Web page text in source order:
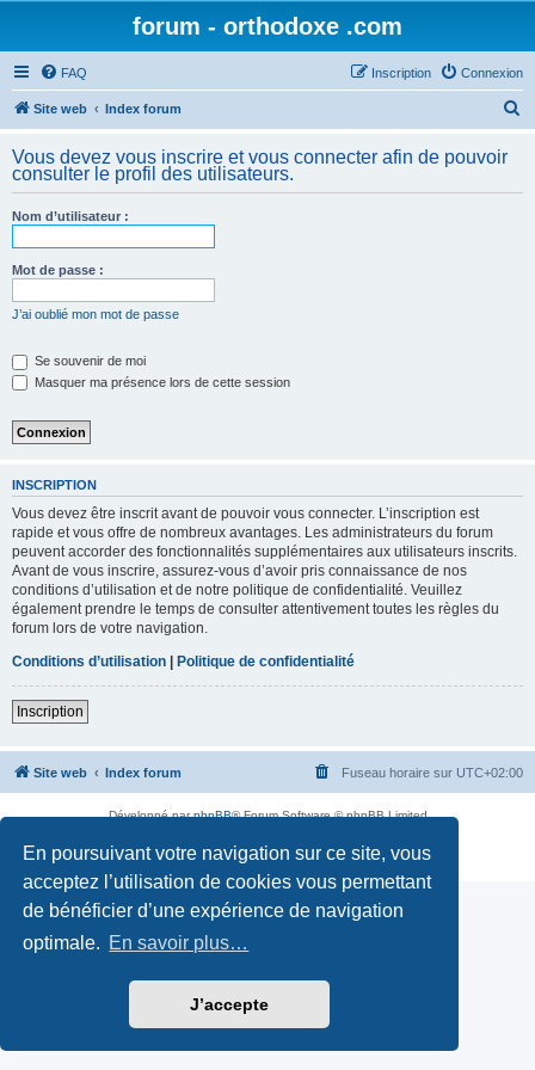
En poursuivant votre navigation sur ce site, vous
acceptez l’utilisation de cookies vous permettant
de bénéficier d’une expérience de navigation
optimale. En savoir plus…
J’accepte
forum - orthodoxe .com
FAQ Connexion
Inscription
Site web Index forum
h
Vous devez vous inscrire et vous connecter afin de pouvoir
consulter le profil des utilisateurs.
Nom d’utilisateur :
Mot de passe :
J’ai oublié mon mot de passe
Se souvenir de moi
Masquer ma présence lors de cette session
INSCRIPTION
Vous devez être inscrit avant de pouvoir vous connecter. L’inscription est
rapide et vous offre de nombreux avantages. Les administrateurs du forum
peuvent accorder des fonctionnalités supplémentaires aux utilisateurs inscrits.
Avant de vous inscrire, assurez-vous d’avoir pris connaissance de nos
conditions d’utilisation et de notre politique de confidentialité. Veuillez
également prendre le temps de consulter attentivement toutes les règles du
forum lors de votre navigation.
Conditions d’utilisation | Politique de confidentialité
Inscription
Site web Index forum Fuseau horaire sur UTC+02:00
Développé parphpBB® Forum Software © phpBB Limited
Confidentialité| Conditions